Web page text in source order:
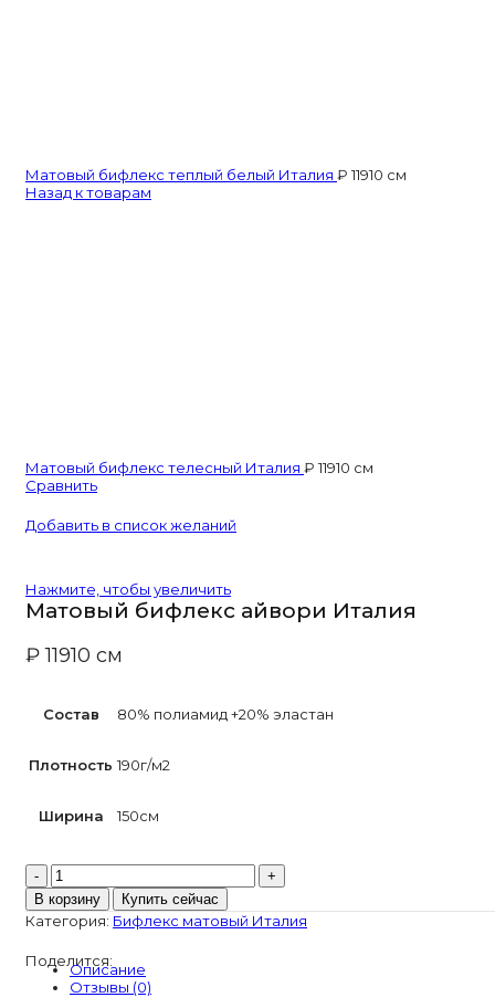
Матовый бифлекс теплый белый Италия ₽ 11910 см
Назад к товарам
Матовый бифлекс телесный Италия ₽ 11910 см
Сравнить
Добавить в список желаний
Нажмите, чтобы увеличить
Матовый бифлекс айвори Италия
₽11910 см
Состав 80% полиамид +20% эластан
Плотность 190г/м2
Ширина 150см
Количество
товара
Матовый
бифлекс
Италия
В корзину Купить сейчас
Категория: Бифлекс матовый Италия
Поделится:
Описание
Отзывы (0)